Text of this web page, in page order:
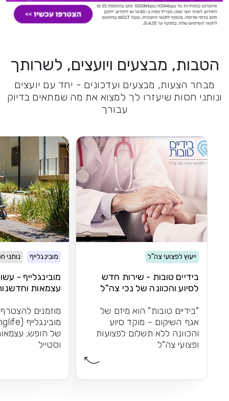
הטבות, מבצעים ויועצים, לשרותך
מבחר הצעות, מבצעים ועדכונים - יחד עם יועצים
ונותני חסות שיעזרו לך למצוא את מה שמתאים בדיוק
עבורך
ייעוץ לפצועי צה"ל
בידיים טובות - שירות חדש
לסיוע והכוונה של נכי צה"ל
"בידיים טובות" הוא מיזם של
אגף השיקום - מוקד סיוע
והכוונה ללא תשלום לפצועות
ופצועי צה"ל
מובינגלייף נותני
מובינגלייף -
עצמאות
מוזמנים
של חופש,
וסטייל